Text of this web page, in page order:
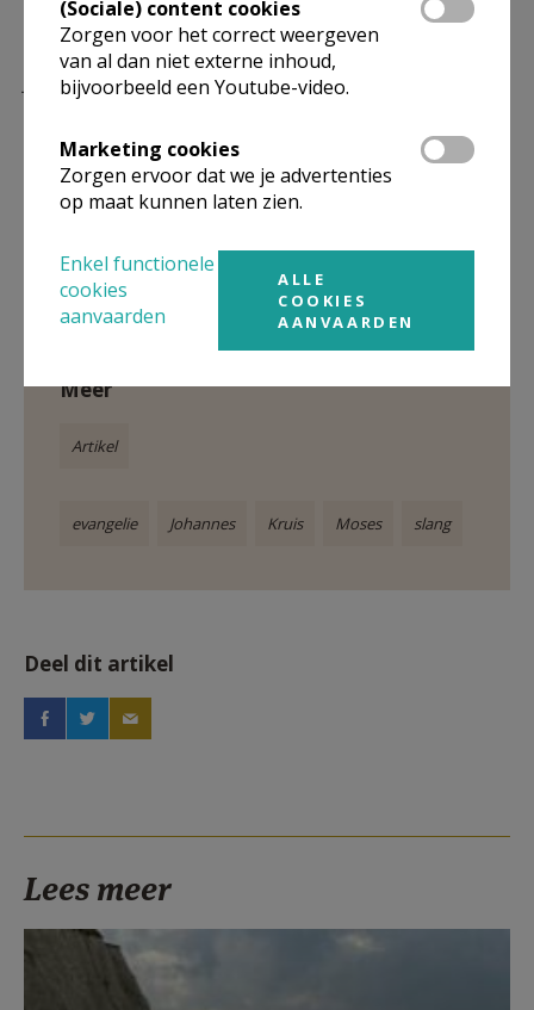
verder te gaan.
Jos Houthuys
Gepubliceerd door
Zone Alsemberg
Meer
Artikel
evangelie Johannes Kruis Moses slang
Deel dit artikel
Lees meer
(Sociale) content cookies
Zorgen voor het correct weergeven
van al dan niet externe inhoud,
bijvoorbeeld een Youtube-video.
Marketing cookies
Zorgen ervoor dat we je advertenties
op maat kunnen laten zien.
Enkel functionele
cookies
aanvaarden
ALLE
COOKIES
AANVAARDEN